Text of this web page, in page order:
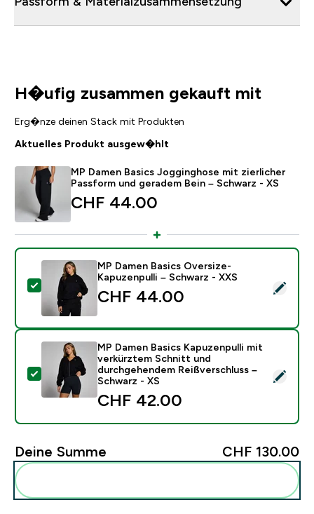
H�ufig zusammen gekauft mit
Erg�nze deinen Stack mit Produkten
Aktuelles Produkt ausgew�hlt
MP Damen Basics Jogginghose mit zierlicher
Passform und geradem Bein – Schwarz - XS
CHF 44.00‎
Dieses Produkt ausw�hlen - MP Damen Basics
MP Damen Basics Oversize-
Kapuzenpulli – Schwarz - XXS
CHF 44.00‎
Dieses Produkt ausw�hlen - MP Damen Basics
MP Damen Basics Kapuzenpulli mit
verkürztem Schnitt und
durchgehendem Reißverschluss –
Schwarz - XS
CHF 42.00‎
Deine Summe CHF 130.00‎